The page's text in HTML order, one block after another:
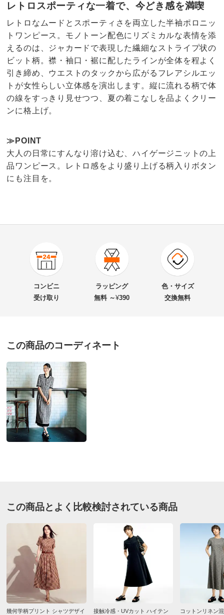
レトロスポーティな一着で、今どき感を満喫
レトロなムードとスポーティさを両立した半袖ポロニッ
トワンピース。モノトーン配色にリズミカルな表情を添
えるのは、ジャカードで表現した繊細なストライプ状の
ビット柄。襟・袖口・裾に配したラインが全体を程よく
引き締め、ウエストのタックから広がるフレアシルエッ
トが女性らしい立体感を演出します。縦に流れる柄で体
の線をすっきり見せつつ、夏の着こなしを品よくクリー
ンに格上げ。
≫POINT
大人の日常にすんなり溶け込む、ハイゲージニットの上
品ワンピース。レトロ感をより盛り上げる柄入りボタン
にも注目を。
商品番号 900-1805-03
送料・送料種
基本配送料：¥880
お支払い方法
■色：ホワイト×ブラック
■素材：レーヨン71・ナイロン29％
■前中心ボタン途中開き
■接触冷感
バスト 82 88
バスト（適応） 79～87 86～94
着丈 110
肩幅
袖丈
ゆき丈 46.5
ウエスト(適応) 58～64
★★★★★
★★★★★
★★
★★★
青森県 60代以上女性
普段のサイズ : LL
とにかく、大きい！
開封して、試着してしまったので、サイズ交換はあきら
めましたが…
デザイン他、ほんとうにお気に入りなだけに、残念（ラ
サイズイメージ違い申し訳ございません。タグを外
されていなければ試着後も交換可能ですので、大変
お手数ですが、WEBのお買物履歴からサイズ交換の
お手続きいただければと思います。お電話でもご対
応しております。どうぞよろしくお願いいたしま
す。
コンビニ
受け取り
ラッピング
無料 ～¥390
色・サイズ
交換無料
この商品のコーディネート
この商品とよく比較検討されている商品
幾何学柄プリント シャツデザイ 接触冷感・UVカット ハイテン コットンリネン